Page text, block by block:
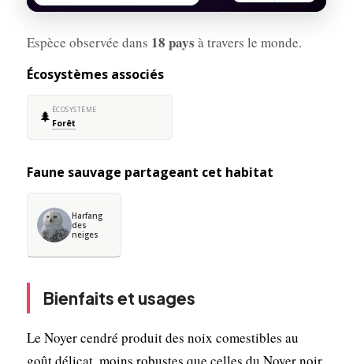
Espèce observée dans 18 pays à travers le monde.
Écosystèmes associés
🌲 ÉCOSYSTÈME
Forêt
Faune sauvage partageant cet habitat
Harfang
des
neiges
Bienfaits et usages
Le Noyer cendré produit des noix comestibles au